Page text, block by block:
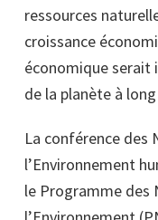
ressources
croissance
économique serait
de la planète à
La conférence des
l’Environnement
le Programme des